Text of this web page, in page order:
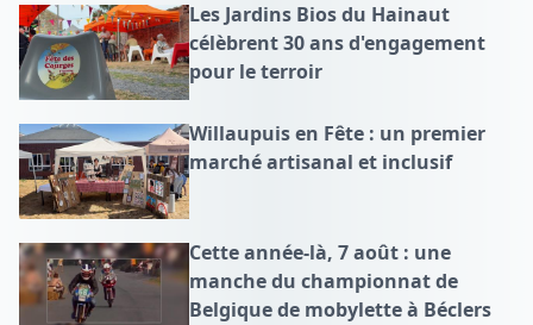
Les Jardins Bios du Hainaut
célèbrent 30 ans d'engagement
pour le terroir
Willaupuis en Fête : un premier
marché artisanal et inclusif
Cette année-là, 7 août : une
manche du championnat de
Belgique de mobylette à Béclers